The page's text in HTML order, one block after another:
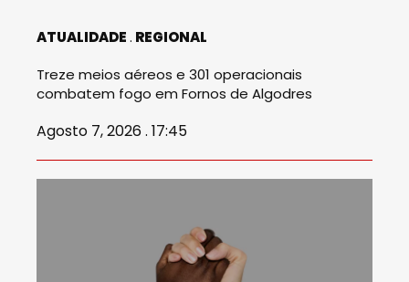
ATUALIDADE REGIONAL
Treze meios aéreos e 301 operacionais
combatem fogo em Fornos de Algodres
Agosto 7, 2026 . 17:45